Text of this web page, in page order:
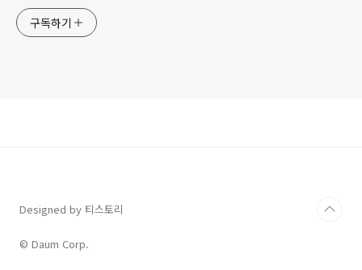
구독하기
Designed by 티스토리
© Daum Corp.